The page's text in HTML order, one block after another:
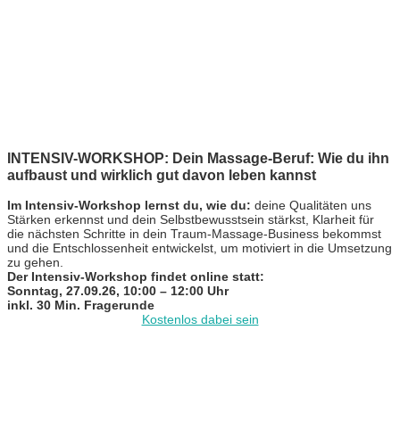
INTENSIV-WORKSHOP: Dein Massage-Beruf: Wie du ihn
aufbaust und wirklich gut davon leben kannst
Im Intensiv-Workshop lernst du, wie du: deine Qualitäten uns
Stärken erkennst und dein Selbstbewusstsein stärkst, Klarheit für
die nächsten Schritte in dein Traum-Massage-Business bekommst
und die Entschlossenheit entwickelst, um motiviert in die Umsetzung
zu gehen.
Der Intensiv-Workshop findet online statt:
Sonntag, 27.09.26, 10:00 – 12:00 Uhr
inkl. 30 Min. Fragerunde
Kostenlos dabei sein